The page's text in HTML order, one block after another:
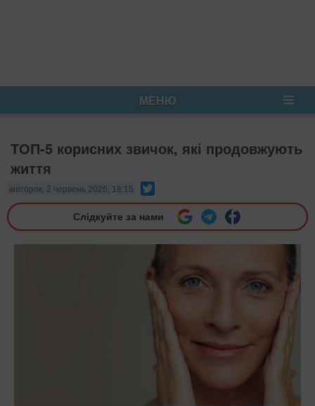
МЕНЮ
ТОП-5 корисних звичок, які продовжують
життя
вівторок, 2 червень 2026, 18:15
Слідкуйте за нами